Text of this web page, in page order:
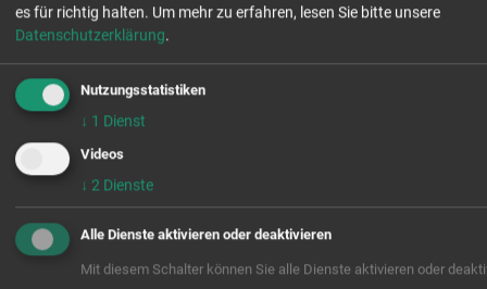
es für richtig halten. Um mehr zu erfahren, lesen Sie bitte unsere
Datenschutzerklärung.
Nutzungsstatistiken
↓ 1 Dienst
Videos
↓ 2 Dienste
Alle Dienste aktivieren oder deaktivieren
Mit diesem Schalter können Sie alle Dienste aktivieren oder